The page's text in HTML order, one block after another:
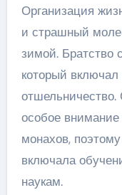
Организация
и страшный
зимой. Братство
который
особое
монахов,
включала
наукам.